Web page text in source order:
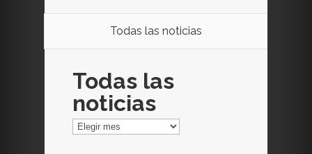
Todas las noticias
Todas las
noticias